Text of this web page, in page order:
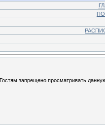
Гостям запрещено просматривать